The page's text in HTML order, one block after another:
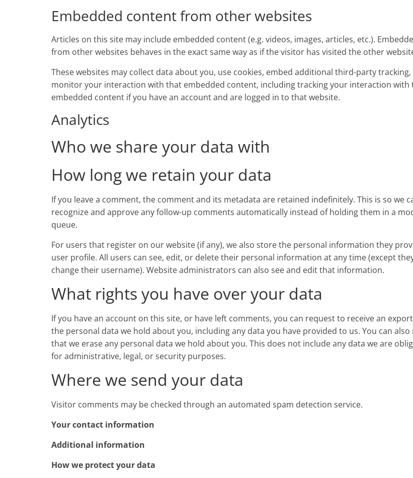
Embedded content from other websites
Articles on this site may include embedded content (e.g. videos, images, articles, etc.).
from other websites behaves in the exact same way as if the visitor has visited the other
These websites may collect data about you, use cookies, embed additional third-party tracking,
monitor your interaction with that embedded content, including tracking your interaction with
embedded content if you have an account and are logged in to that website.
Analytics
Who we share your data with
How long we retain your data
If you leave a comment, the comment and its metadata are retained indefinitely. This is so we
recognize and approve any follow-up comments automatically instead of holding them in a
queue.
For users that register on our website (if any), we also store the personal information they
user profile. All users can see, edit, or delete their personal information at any time (except
change their username). Website administrators can also see and edit that information.
What rights you have over your data
If you have an account on this site, or have left comments, you can request to receive an
the personal data we hold about you, including any data you have provided to us. You can
that we erase any personal data we hold about you. This does not include any data we are
for administrative, legal, or security purposes.
Where we send your data
Visitor comments may be checked through an automated spam detection service.
Your contact information
Additional information
How we protect your data